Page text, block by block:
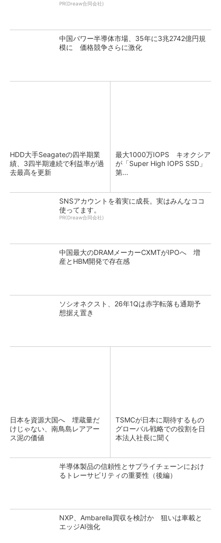
PR(Dreaw合同会社)
中国パワー半導体市場、35年に3兆2742億円規
模に 価格競争さらに激化
HDD大手Seagateの四半期業
績、3四半期連続で利益率が過
去最高を更新
最大1000万IOPS キオクシア
が「Super High IOPS SSD」
第...
SNSアカウントを着実に成長。実はみんなココ
使ってます。
PR(Dreaw合同会社)
中国最大のDRAMメーカーCXMTがIPOへ 増
産とHBM開発で存在感
ソシオネクスト、26年1Qは赤字転落も通期予
想据え置き
日本を資源大国へ 埋蔵量だ
けじゃない、南鳥島レアアー
ス泥の価値
TSMCが日本に期待するもの
グローバル戦略での役割を日
本法人社長に聞く
半導体製品の信頼性とサプライチェーンにおけ
るトレーサビリティの重要性（後編）
NXP、Ambarella買収を検討か 狙いは車載と
エッジAI強化